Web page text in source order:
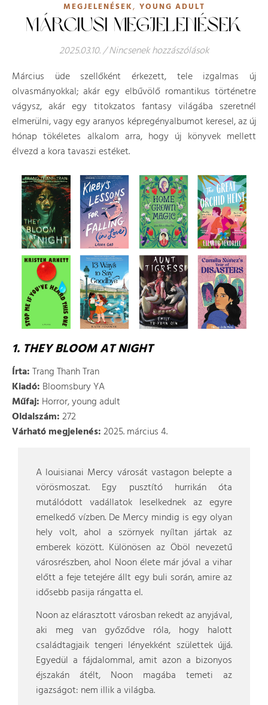
MEGJELENÉSEK, YOUNG ADULT
MÁRCIUSI MEGJELENÉSEK
2025.03.10./Nincsenek hozzászólások
Március üde szellőként érkezett, tele izgalmas új
olvasmányokkal; akár egy elbűvölő romantikus történetre
vágysz, akár egy titokzatos fantasy világába szeretnél
elmerülni, vagy egy aranyos képregényalbumot keresel, az új
hónap tökéletes alkalom arra, hogy új könyvek mellett
élvezd a kora tavaszi estéket.
1. THEY BLOOM AT NIGHT
Írta:Trang Thanh Tran
Kiadó: Bloomsbury YA
Műfaj: Horror, young adult
Oldalszám:272
Várható megjelenés:2025. március 4.
A louisianai Mercy városát vastagon belepte a
vörösmoszat. Egy pusztító hurrikán óta
mutálódott vadállatok leselkednek az egyre
emelkedő vízben. De Mercy mindig is egy olyan
hely volt, ahol a szörnyek nyíltan jártak az
emberek között. Különösen az Öböl nevezetű
városrészben, ahol Noon élete már jóval a vihar
előtt a feje tetejére állt egy buli során, amire az
idősebb pasija rángatta el.
Noon az elárasztott városban rekedt az anyjával,
aki meg van győződve róla, hogy halott
családtagjaik tengeri lényekként születtek újjá.
Egyedül a fájdalommal, amit azon a bizonyos
éjszakán átélt, Noon magába temeti az
igazságot: nem illik a világba.